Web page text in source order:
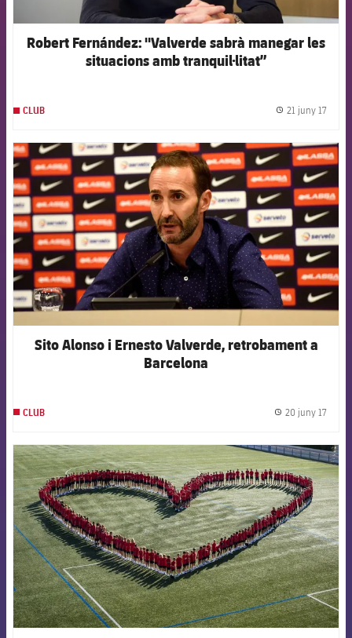
Robert Fernández: "Valverde sabrà manegar les
situacions amb tranquil·litat”
CLUB 21 juny 17
FCB Barcelona badge
Sito Alonso i Ernesto Valverde, retrobament a
Barcelona
CLUB 20 juny 17
FCB Barcelona badge